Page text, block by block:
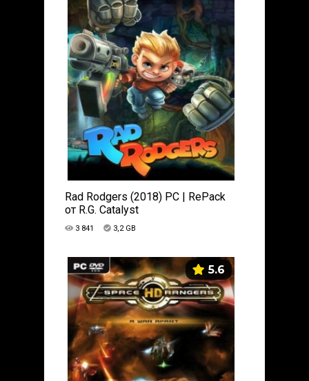
Rad Rodgers (2018) PC | RePack
от R.G. Catalyst
3 841 3,2 GB
5.6